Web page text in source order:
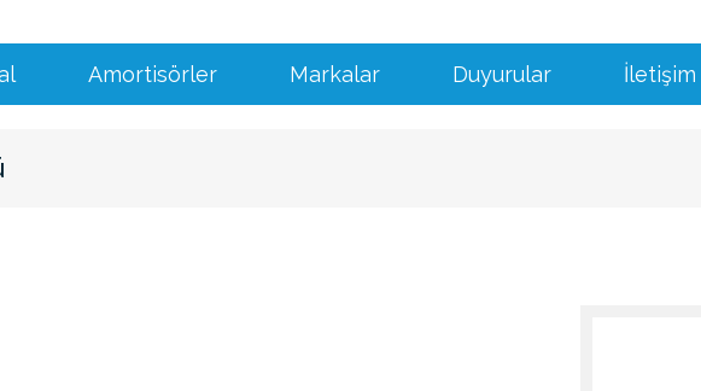
Amortisörler Markalar Duyurular İletişim